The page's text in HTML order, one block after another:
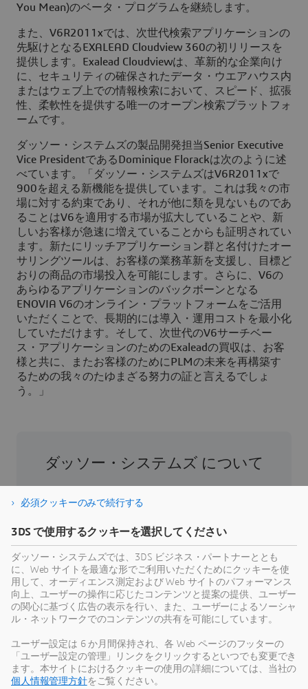
You Mean)のベータ・プログラムを継続します。
また、V6R2011xでは、次世代検索アプリケーションの
先駆けとなるEXALEAD Cloudview 360の初リリースを
提供します。Exalead Cloudviewは、革新的な企業向け
に、セキュリティの確保されたデータ・ウエアハウス内
またはウェブ上での情報検索において、スピード、拡張
性、柔軟性を提供する唯一のオープン検索プラットフォ
ームです。
ダッソー・システムズの製品開発担当Senior Executive
Vice PresidentであるDominique Florackは次のように述
べています。「ダッソー・システムズはV6R2011xで
900を超える新機能を提供しています。これは我々の市
場に対する約束であり、それが他に類を見ないものであ
ることはV6を適用する市場が拡大していることや、新
しいお客様が急速に増えていることからも証明されてい
ます。新たにリッチアプリケーション群と名付けたオー
サリングツールは、お客様の業務革新を支援し、目標ど
おりの商品の市場投入を可能にします。さらに、V6の
あらゆるアプリケーションのバックボーンとなる
ENOVIA V6のオンライン・プラットフォームをご活用
いただくことで、長期的には導入・運用コストを最小化
していただけます。そして、次世代のV6サーチベー
ス・アプリケーションのためのExaleadの買収は、お客
様と共に、またお客様のためにPLMの未来を再構築す
るための我々のたゆまざる努力の証と言えるでしょ
う。」
ダッソー・システムズ について
る役割を担う企業です。1981年の設立以来、同
社はバーチャル世界を開拓し、消費者、患者、
向へと導いてきました。ダッソー・システムズ
の3DEXPERIENCEプラットフォームでは、AIを搭
載した科学的根拠に基づくバーチャルツインに
より、あらゆる規模・業界の39万のお客様が協
力し、製品やサービスを創出、製造することで
持続可能な革新を生み出し、社会に対して意義
のある影響をもたらすことができます。より詳
細な情報はホームページ、
必須クッキーのみで続行する
3DS で使用するクッキーを選択してください
ダッソー・システムズでは、3DS ビジネス・パートナーととも
に、Web サイトを最適な形でご利用いただくためにクッキーを使
用して、オーディエンス測定および Web サイトのパフォーマンス
向上、ユーザーの操作に応じたコンテンツと提案の提供、ユーザー
の関心に基づく広告の表示を行い、また、ユーザーによるソーシャ
ル・ネットワークでのコンテンツの共有を可能にしています。
ユーザー設定は 6 か月間保持され、各 Web ページのフッターの
「ユーザー設定の管理」リンクをクリックするといつでも変更でき
ます。本サイトにおけるクッキーの使用の詳細については、当社の
個人情報管理方針をご覧ください。